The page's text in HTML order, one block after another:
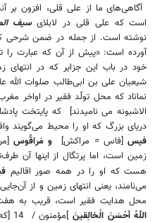
آگاهى‌هاى ما از على قلى، افزون بر
است كه على قلى در لابلاىسيف
نوشته است. از جمله در ضمن شرحى
آورده است: «پيش از آن كه عبارت را
خود در باب اين جزاير كه در انتهاى
شيعيان على بن ابى‌طالب صلوات الله
نماناد كه محل تولّد فقير در اواخر
الاشبونه می نامیدند]
كه پايتخت
درياى بزرگ كه او را محيط
فيس[فاس = مراکش] و مَراقُوس
زمين است، اما پرتگال از اينها آن
هست كه او را در همه صور اقاليم
مى‌نامند، يعنى انتهاى زمين و از
محل هدايت فقير است، قريب به
اللّهُ أحْسَنَ الْخالِقينَ]مؤمنون / 14
[